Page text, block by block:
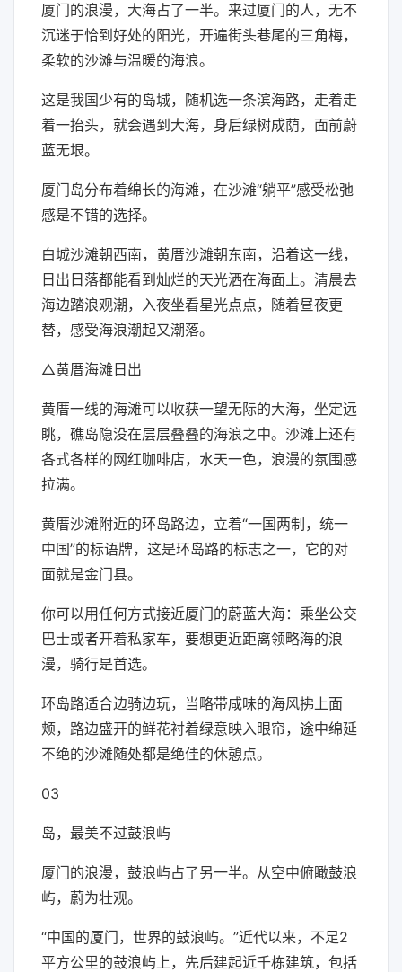
厦门的浪漫，大海占了一半。来过厦门的人，无不
沉迷于恰到好处的阳光，开遍街头巷尾的三角梅，
柔软的沙滩与温暖的海浪。
这是我国少有的岛城，随机选一条滨海路，走着走
着一抬头，就会遇到大海，身后绿树成荫，面前蔚
蓝无垠。
厦门岛分布着绵长的海滩，在沙滩“躺平”感受松弛
感是不错的选择。
白城沙滩朝西南，黄厝沙滩朝东南，沿着这一线，
日出日落都能看到灿烂的天光洒在海面上。清晨去
海边踏浪观潮，入夜坐看星光点点，随着昼夜更
替，感受海浪潮起又潮落。
△黄厝海滩日出
黄厝一线的海滩可以收获一望无际的大海，坐定远
眺，礁岛隐没在层层叠叠的海浪之中。沙滩上还有
各式各样的网红咖啡店，水天一色，浪漫的氛围感
拉满。
黄厝沙滩附近的环岛路边，立着“一国两制，统一
中国”的标语牌，这是环岛路的标志之一，它的对
面就是金门县。
你可以用任何方式接近厦门的蔚蓝大海：乘坐公交
巴士或者开着私家车，要想更近距离领略海的浪
漫，骑行是首选。
环岛路适合边骑边玩，当略带咸味的海风拂上面
颊，路边盛开的鲜花衬着绿意映入眼帘，途中绵延
不绝的沙滩随处都是绝佳的休憩点。
03
岛，最美不过鼓浪屿
厦门的浪漫，鼓浪屿占了另一半。从空中俯瞰鼓浪
屿，蔚为壮观。
“中国的厦门，世界的鼓浪屿。”近代以来，不足2
平方公里的鼓浪屿上，先后建起近千栋建筑，包括